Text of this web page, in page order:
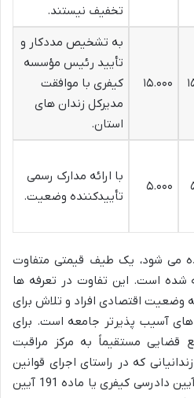
تخفیف نیستند.
۱۵.۰۰۰
به تشخیص مددکار و
تأیید رئیس مؤسسه
کیفری با موافقت
مدیرکل زندان های
استان.
۵.۰۰۰
با ارائه مدارک رسمی
تأییدکننده وضعیت.
می شود، یک طیف قیمتی متفاوت
شده است. این تفاوت در تعرفه ها
وضعیت اقتصادی افراد و تلاش برای
های آسیب پذیرتر جامعه است. برای
قضایی مستقیماً به مرکز مراقبت
که در راستای اجرای قوانین
خاص (مانند ماده 553 قانون آیین دادرسی کیفری یا ماده 191 آیین